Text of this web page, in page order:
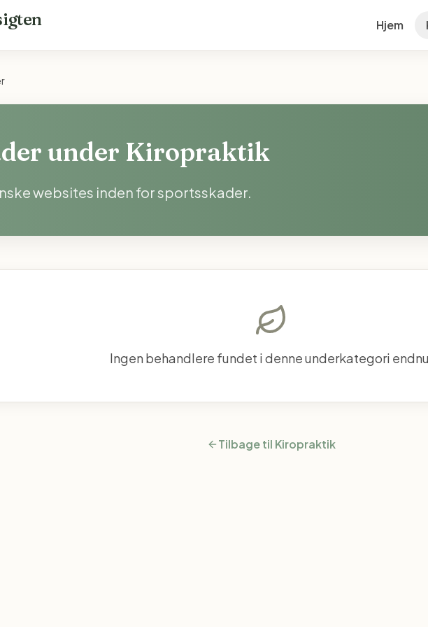
Hjem
under Kiropraktik
websites inden for sportsskader.
Ingen behandlere fundet i denne underkategori
Tilbage til Kiropraktik